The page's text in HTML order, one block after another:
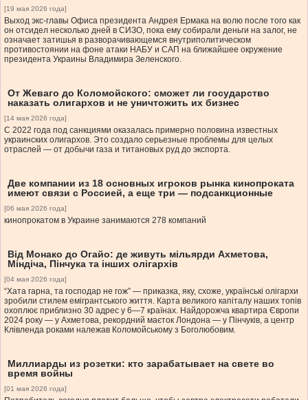
[19 мая 2026 года]
Выход экс-главы Офиса президента Андрея Ермака на волю после того как
он отсидел несколько дней в СИЗО, пока ему собирали деньги на залог, не
означает затишья в разворачивающемся внутриполитическом
противостоянии на фоне атаки НАБУ и САП на ближайшее окружение
президента Украины Владимира Зеленского.
От Жеваго до Коломойского: сможет ли государство
наказать олигархов и не уничтожить их бизнес
[14 мая 2026 года]
С 2022 года под санкциями оказалась примерно половина известных
украинских олигархов. Это создало серьезные проблемы для целых
отраслей — от добычи газа и титановых руд до экспорта.
Две компании из 18 основных игроков рынка кинопроката
имеют связи с Россией, а еще три — подсанкционные
[06 мая 2026 года]
кинопрокатом в Украине занимаются 278 компаний
Від Монако до Огайо: де живуть мільярди Ахметова,
Міндіча, Пінчука та інших олігархів
[04 мая 2026 года]
“Хата гарна, та господар не гож” — приказка, яку, схоже, українські олігархи
зробили стилем емігрантського життя. Карта великого капіталу наших топів
охоплює приблизно 30 адрес у 6—7 країнах. Найдорожча квартира Європи
2024 року — у Ахметова, рекордний маєток Лондона — у Пінчуків, а центр
Клівленда роками належав Коломойському з Боголюбовим.
Миллиарды из розетки: кто зарабатывает на свете во
время войны
[01 мая 2026 года]